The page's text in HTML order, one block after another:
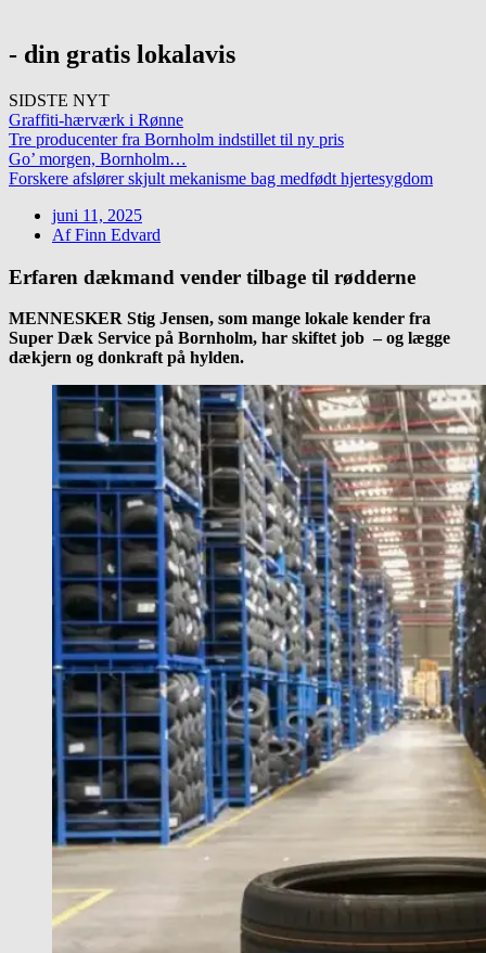
- din gratis lokalavis
SIDSTE NYT
Graffiti-hærværk i Rønne
Tre producenter fra Bornholm indstillet til ny pris
Go’ morgen, Bornholm…
Forskere afslører skjult mekanisme bag medfødt hjertesygdom
juni 11, 2025
AfFinn Edvard
Erfaren dækmand vender tilbage til rødderne
MENNESKER Stig Jensen, som mange lokale kender fra
Super Dæk Service på Bornholm, har skiftet job – og lægge
dækjern og donkraft på hylden.